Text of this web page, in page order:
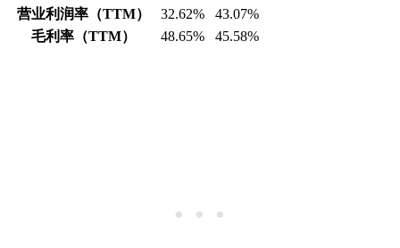
营业利润率（TTM）
32.62%
43.07%
毛利率（TTM）
48.65% 45.58%